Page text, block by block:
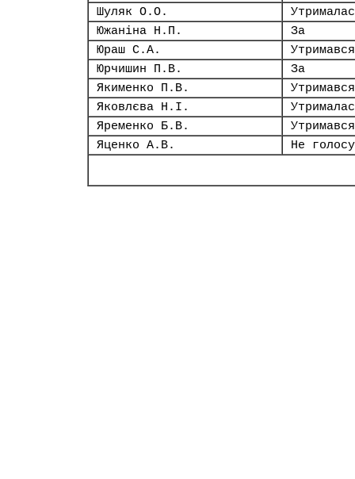
Шуляк О.О.
Южаніна Н.П.
За
Юраш С.А.
Утримався
Юрчишин П.В.
За
Якименко П.В.
Утримався
Яковлєва Н.І.
Яременко Б.В.
Утримався
Яценко А.В.
Не